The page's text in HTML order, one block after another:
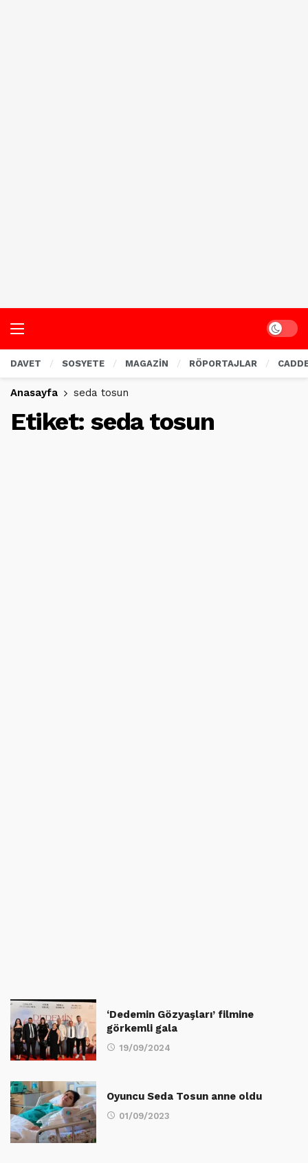
Dark
DAVET SOSYETE MAGAZİN RÖPORTAJLAR
Anasayfa seda tosun
Etiket: seda tosun
‘Dedemin Gözyaşları’ filmine
görkemli gala
19/09/2024
Oyuncu Seda Tosun anne oldu
01/09/2023